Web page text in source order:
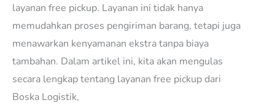
layanan free pickup. Layanan ini tidak hanya
memudahkan proses pengiriman barang, tetapi juga
menawarkan kenyamanan ekstra tanpa biaya
tambahan. Dalam artikel ini, kita akan mengulas
secara lengkap tentang layanan free pickup dari
Boska Logistik,